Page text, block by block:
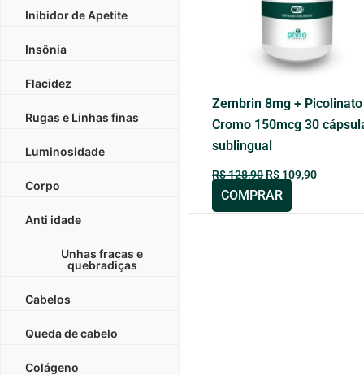
Inibidor de Apetite
Insônia
Flacidez
Rugas e Linhas finas
Luminosidade
Corpo
Anti idade
Unhas fracas e
quebradiças
Cabelos
Queda de cabelo
Colágeno
Zembrin 8mg +
Cromo 150mcg 30
sublingual
R$128,90 R$ 109,90
COMPRAR